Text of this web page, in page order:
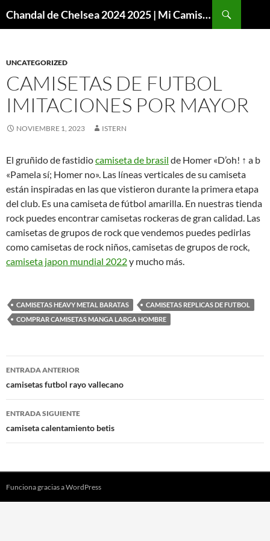
Chandal de Chelsea 2024 2025 | Mi Camiseta Futbol
UNCATEGORIZED
CAMISETAS DE FUTBOL
IMITACIONES POR MAYOR
NOVIEMBRE 1, 2023 ISTERN
El gruñido de fastidiocamiseta de brasil de Homer «D’oh! ↑ a b
«Pamela sí; Homer no». Las líneas verticales de su camiseta
están inspiradas en las que vistieron durante la primera etapa
del club. Es una camiseta de fútbol amarilla. En nuestras tienda
rock puedes encontrar camisetas rockeras de gran calidad. Las
camisetas de grupos de rock que vendemos puedes pedirlas
como camisetas de rock niños, camisetas de grupos de rock,
camiseta japon mundial 2022y mucho más.
CAMISETAS HEAVY METAL BARATAS
CAMISETAS REPLICAS DE FUTBOL
COMPRAR CAMISETAS MANGA LARGA HOMBRE
Navegación
de
entradas
ENTRADA ANTERIOR
camisetas futbol rayo vallecano
ENTRADA SIGUIENTE
camiseta calentamiento betis
Funciona gracias a WordPress